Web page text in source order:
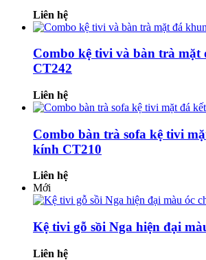
Liên hệ
Combo kệ tivi và bàn trà mặt
CT242
Liên hệ
Combo bàn trà sofa kệ tivi
kính CT210
Liên hệ
Mới
Kệ tivi gỗ sồi Nga hiện đại
Liên hệ